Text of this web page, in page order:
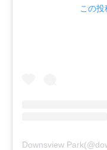
この
Downsview